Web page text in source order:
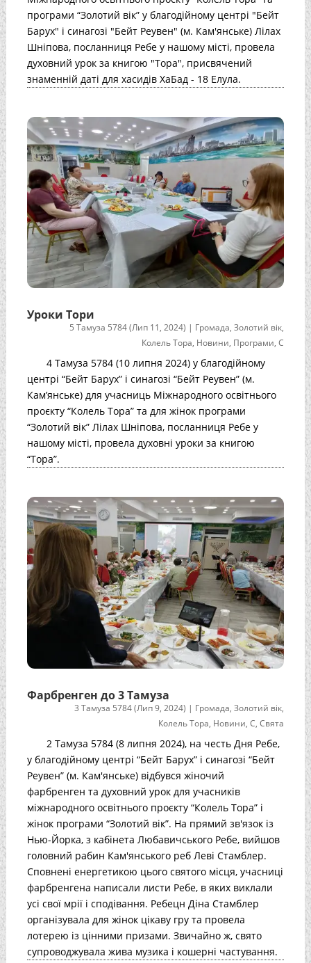
програми “Золотий вік” у благодійному центрі "Бейт
Барух" і синагозі "Бейт Реувен" (м. Кам'янське) Лілах
Шніпова, посланниця Ребе у нашому місті, провела
духовний урок за книгою "Тора", присвячений
знаменній даті для хасидів ХаБад - 18 Елула.
Уроки Тори
5 Тамуза 5784 (Лип 11, 2024) | Громада,Золотий вік,
Колель Тора, Новини, Програми,С
4 Тамуза 5784 (10 липня 2024) у благодійному
центрі “Бейт Барух” і синагозі “Бейт Реувен” (м.
Кам’янське) для учасниць Міжнародного освітнього
проєкту “Колель Тора” та для жінок програми
“Золотий вік” Лілах Шніпова, посланниця Ребе у
нашому місті, провела духовні уроки за книгою
“Тора”.
Фарбренген до 3 Тамуза
3 Тамуза 5784 (Лип 9, 2024) | Громада,Золотий вік,
Колель Тора, Новини,С,Свята
2 Тамуза 5784 (8 липня 2024), на честь Дня Ребе,
у благодійному центрі “Бейт Барух” і синагозі “Бейт
Реувен” (м. Кам'янське) відбувся жіночий
фарбренген та духовний урок для учасників
міжнародного освітнього проєкту “Колель Тора” і
жінок програми “Золотий вік”. На прямий зв'язок із
Нью-Йорка, з кабінета Любавичського Ребе, вийшов
головний рабин Кам'янського реб Леві Стамблер.
Сповнені енергетикою цього святого місця, учасниці
фарбренгена написали листи Ребе, в яких виклали
усі свої мрії і сподівання. Ребецн Діна Стамблер
організувала для жінок цікаву гру та провела
лотерею із цінними призами. Звичайно ж, свято
супроводжувала жива музика і кошерні частування.